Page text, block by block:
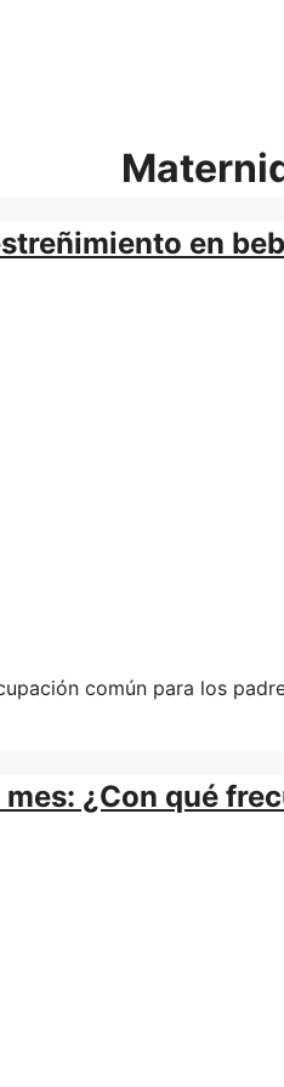
en
común para los
¿Con qué